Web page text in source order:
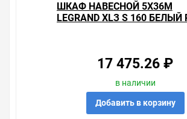
ШКАФ НАВЕСНОЙ 5X36M
LEGRAND XLЗ S 160 БЕЛЫЙ
17 475.26 ₽
в наличии
Добавить в корзину